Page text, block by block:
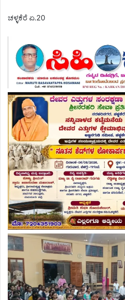
ಚಳ್ಳಕೆರೆ ಏ.20